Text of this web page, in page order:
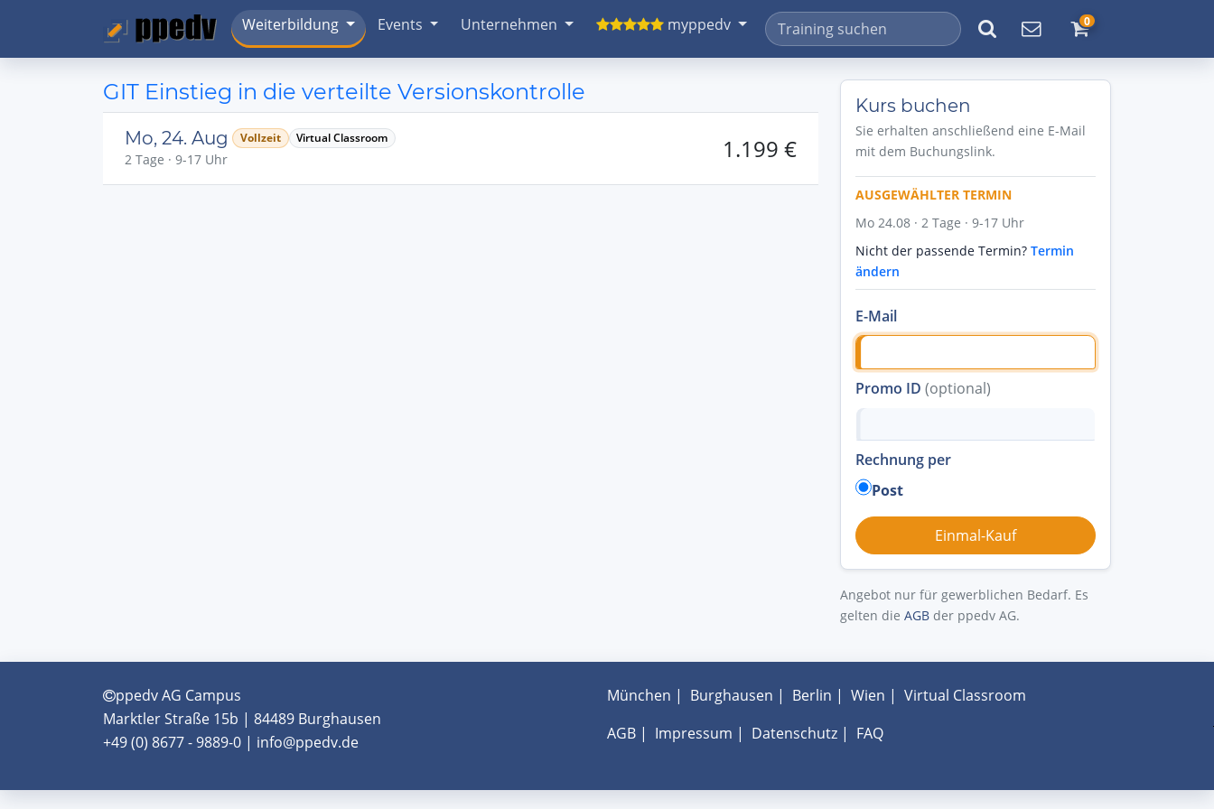
Weiterbildung Events Unternehmen myppedv 0
GIT Einstieg in die verteilte Versionskontrolle
Mo, 24. Aug Vollzeit Virtual Classroom
2 Tage · 9-17 Uhr 1.199 €
Kurs buchen
Sie erhalten anschließend eine E-Mail
mit dem Buchungslink.
AUSGEWÄHLTER TERMIN
Mo 24.08 · 2 Tage · 9-17 Uhr
Nicht der passende Termin? Termin
ändern
E-Mail
Promo ID (optional)
Rechnung per
Post
Angebot nur für gewerblichen Bedarf. Es
gelten die AGB der ppedv AG.
ppedv AG Campus
Marktler Straße 15b | 84489 Burghausen
+49 (0) 8677 - 9889-0 | info@ppedv.de
München | Burghausen | Berlin | Wien | Virtual Classroom
AGB| Impressum | Datenschutz| FAQ